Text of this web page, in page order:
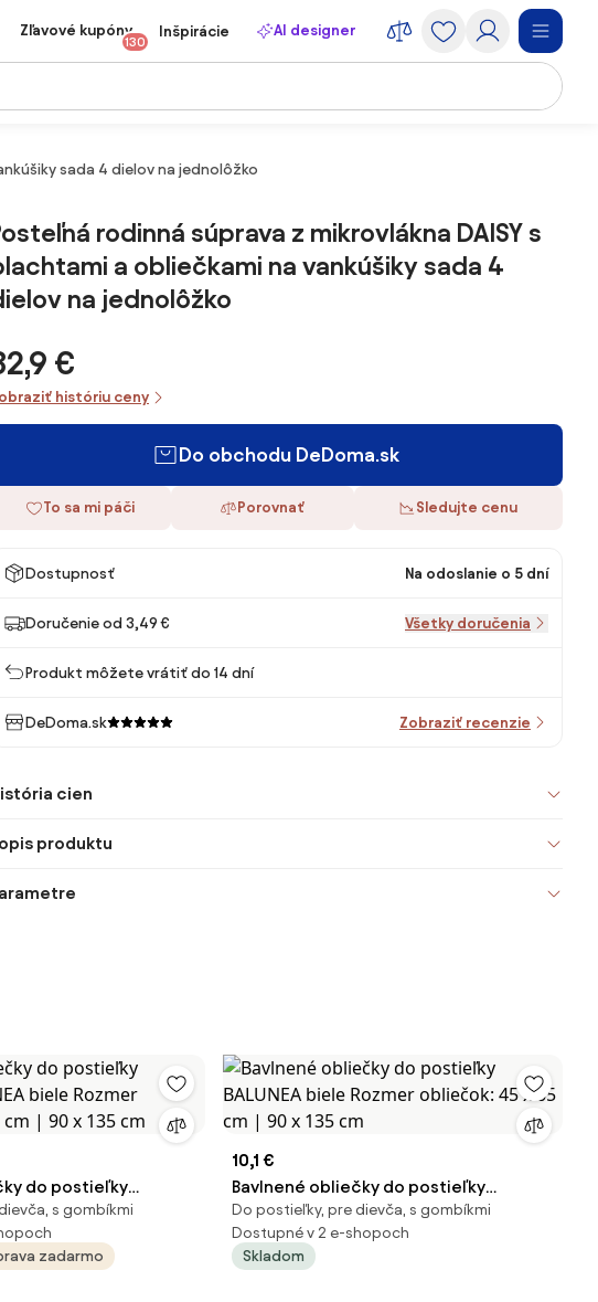
Zľavové kupóny
130
Inšpirácie AI designer
sada 4 dielov na jednolôžko
rodinná súprava z mikrovlákna DAISY s
a obliečkami na vankúšiky sada 4
na jednolôžko
€
históriu ceny
Do obchodu DeDoma.sk
To sa mi páči Porovnať Sledujte cenu
Dostupnosť Na odoslanie o 5 dní
Doručenie od 3,49 € Všetky doručenia
Produkt môžete vrátiť do 14 dní
DeDoma.sk Zobraziť recenzie
cien
produktu
do postieľky
biele Rozmer
| 90 x 135 cm
s gombíkmi
zadarmo
10,1 €
Bavlnené obliečky do postieľky
BALUNEA biele Rozmer obliečok: 45 x 65
cm | 90 x 135 cm
Do postieľky, pre dievča, s gombíkmi
Dostupné v 2 e-shopoch
Skladom